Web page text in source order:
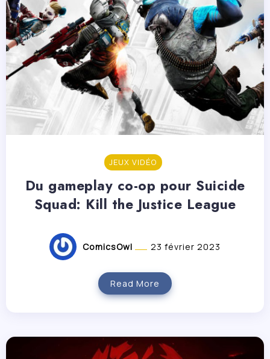
JEUX VIDÉO
Du gameplay co-op pour Suicide
Squad: Kill the Justice League
ComicsOwl 23 février 2023
Read More